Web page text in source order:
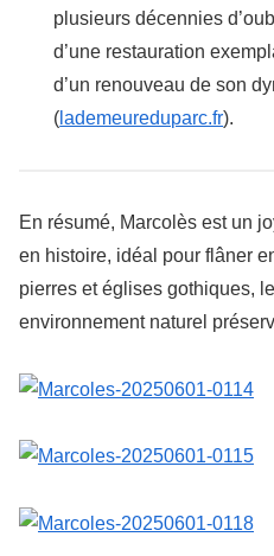
plusieurs décennies
d’une restauration
d’un renouveau de son
( lademeureduparc.fr).
En résumé, Marcolès est un
en histoire, idéal pour flâner
pierres et églises gothiques,
environnement naturel